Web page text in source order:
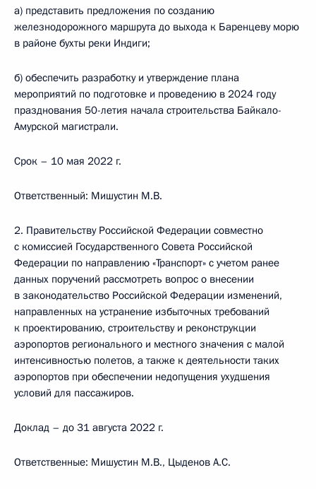
а) представить предложения по созданию
железнодорожного маршрута до выхода к Баренцеву морю
в районе бухты реки Индиги;
б) обеспечить разработку и утверждение плана
мероприятий по подготовке и проведению в 2024 году
празднования 50-летия начала строительства Байкало-
Амурской магистрали.
Срок – 10 мая 2022 г.
Ответственный: Мишустин М.В.
2. Правительству Российской Федерации совместно
с комиссией Государственного Совета Российской
Федерации по направлению «Транспорт» с учетом ранее
данных поручений рассмотреть вопрос о внесении
в законодательство Российской Федерации изменений,
направленных на устранение избыточных требований
к проектированию, строительству и реконструкции
аэропортов регионального и местного значения с малой
интенсивностью полетов, а также к деятельности таких
аэропортов при обеспечении недопущения ухудшения
условий для пассажиров.
Доклад – до 31 августа 2022 г.
Ответственные: Мишустин М.В., Цыденов А.С.